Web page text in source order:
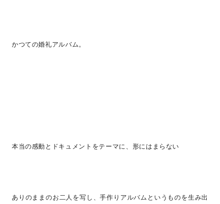
かつての婚礼アルバム。
本当の感動とドキュメントをテーマに、形にはまらない
ありのままのお二人を写し、手作りアルバムというものを生み出